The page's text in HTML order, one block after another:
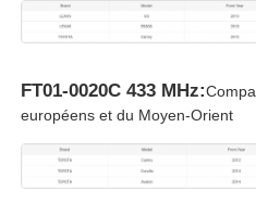
FT01-0020C 433 MHz:
européens et du Moyen-Orient